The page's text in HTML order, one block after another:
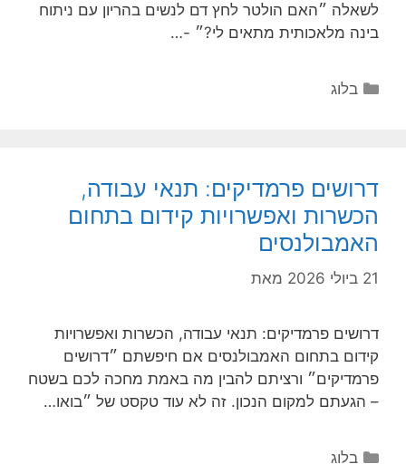
לשאלה ״האם הולטר לחץ דם לנשים בהריון עם ניתוח
בינה מלאכותית מתאים לי?״ -…
קטגוריות
בלוג
דרושים פרמדיקים: תנאי עבודה,
הכשרות ואפשרויות קידום בתחום
האמבולנסים
21 ביולי 2026 מאת
דרושים פרמדיקים: תנאי עבודה, הכשרות ואפשרויות
קידום בתחום האמבולנסים אם חיפשתם ״דרושים
פרמדיקים״ ורציתם להבין מה באמת מחכה לכם בשטח
– הגעתם למקום הנכון. זה לא עוד טקסט של ״בואו…
קטגוריות
בלוג